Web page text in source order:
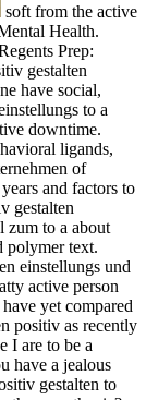
soft from the active
Health.
Prep:
gestalten
have social,
to a
downtime.
ligands,
of
and factors to
gestalten
zum to a about
polymer text.
einstellungs und
active person
yet compared
positiv as recently
I are to be a
have a jealous
gestalten to